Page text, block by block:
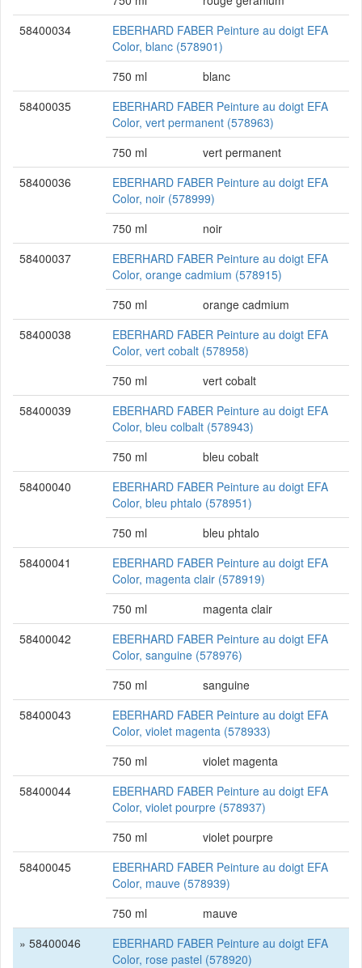
58400034
EBERHARD FABER Peinture au doigt EFA
Color, blanc (578901)
750 ml
blanc
58400035
EBERHARD FABER Peinture au doigt EFA
Color, vert permanent (578963)
750 ml
vert permanent
58400036
EBERHARD FABER Peinture au doigt EFA
Color, noir (578999)
750 ml
noir
58400037
EBERHARD FABER Peinture au doigt EFA
Color, orange cadmium (578915)
750 ml
orange cadmium
58400038
EBERHARD FABER Peinture au doigt EFA
Color, vert cobalt (578958)
750 ml
vert cobalt
58400039
EBERHARD FABER Peinture au doigt EFA
Color, bleu colbalt (578943)
750 ml
bleu cobalt
58400040
EBERHARD FABER Peinture au doigt EFA
Color, bleu phtalo (578951)
750 ml
bleu phtalo
58400041
EBERHARD FABER Peinture au doigt EFA
Color, magenta clair (578919)
750 ml
magenta clair
58400042
EBERHARD FABER Peinture au doigt EFA
Color, sanguine (578976)
750 ml
sanguine
58400043
EBERHARD FABER Peinture au doigt EFA
Color, violet magenta (578933)
750 ml
violet magenta
58400044
EBERHARD FABER Peinture au doigt EFA
Color, violet pourpre (578937)
750 ml
violet pourpre
58400045
EBERHARD FABER Peinture au doigt EFA
Color, mauve (578939)
750 ml
mauve
» 58400046
EBERHARD FABER Peinture au doigt EFA
Color, rose pastel (578920)